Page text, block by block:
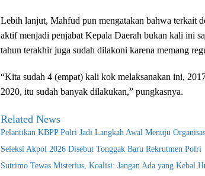
Lebih lanjut, Mahfud pun mengatakan bahwa terkait
aktif menjadi penjabat Kepala Daerah bukan kali ini
tahun terakhir juga sudah dilakoni karena memang
“Kita sudah 4 (empat) kali kok melaksanakan ini,
2020, itu sudah banyak dilakukan,” pungkasnya.
Related News
Pelantikan KBPP Polri Jadi Langkah Awal Menuju
Seleksi Akpol 2026 Disebut Tonggak Baru Rekrutmen Polri
Sutrimo Tewas Misterius, Koalisi: Jangan Ada yang Kebal